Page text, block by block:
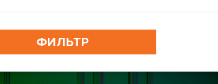
ФИЛЬТР